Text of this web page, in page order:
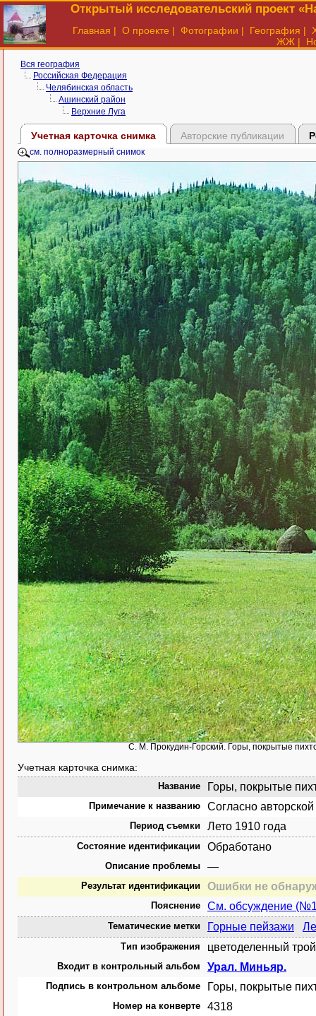
Открытый исследовательский проект
Главная | О проекте | Фотографии | География |
ЖЖ |
Вся география
Российская Федерация
Челябинская область
Ашинский район
Верхние Луга
Учетная карточка снимка Авторские публикации
см. полноразмерный снимок
С. М. Прокудин-Горский. Горы, покрытые
Учетная карточка снимка:
Название Горы, покрытые
Примечание к названию Согласно
Период съемки Лето 1910 года
Состояние идентификации Обработано
Описание проблемы —
Результат идентификации Ошибки не
Пояснение См. обсуждение
Тематические метки Горные пейзажи
Тип изображения цветоделенный
Входит в контрольный альбом Урал. Миньяр.
Подпись в контрольном альбоме Горы, покрытые
Номер на конверте 4318